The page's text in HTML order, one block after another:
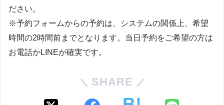
ださい。
※予約フォームからの予約は、システムの関係上、希望
時間の2時間前までとなります。当日予約をご希望の方は
お電話かLINEが確実です。
SHARE